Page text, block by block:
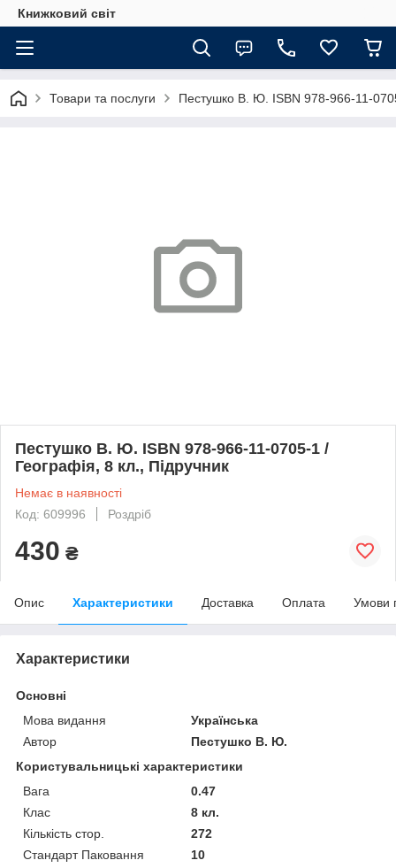
Книжковий світ
Товари та послуги Пестушко В. Ю. ISBN 978-966-11-
Пестушко В. Ю. ISBN 978-966-11-0705-1 /
Географія, 8 кл., Підручник
Немає в наявності
Код: 609996
Роздріб
430 ₴
Опис Характеристики Доставка Оплата Умови
Характеристики
Основні
Мова видання
Українська
Автор
Пестушко В. Ю.
Користувальницькі характеристики
Вага
0.47
Клас
8 кл.
Кількість стор.
272
Стандарт Паковання
10